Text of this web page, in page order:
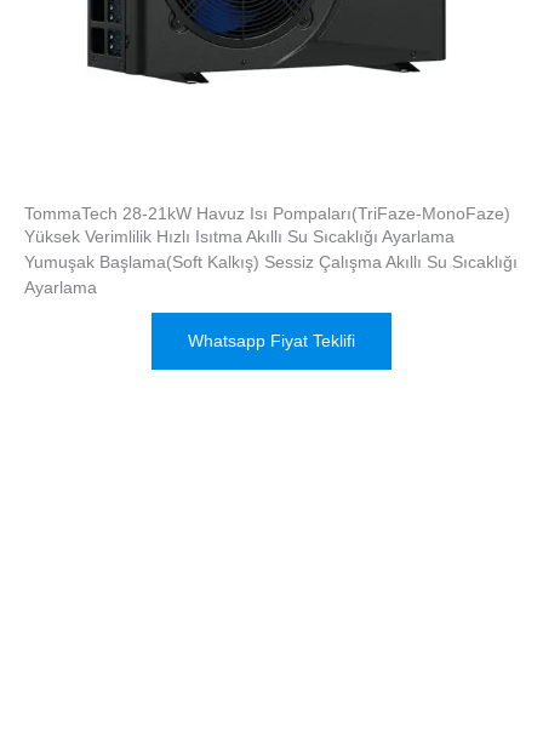
TommaTech 28-21kW Havuz Isı Pompaları(TriFaze-MonoFaze)
Yüksek Verimlilik Hızlı Isıtma Akıllı Su Sıcaklığı Ayarlama
Yumuşak Başlama(Soft Kalkış) Sessiz Çalışma Akıllı Su Sıcaklığı
Ayarlama
Whatsapp Fiyat Teklifi